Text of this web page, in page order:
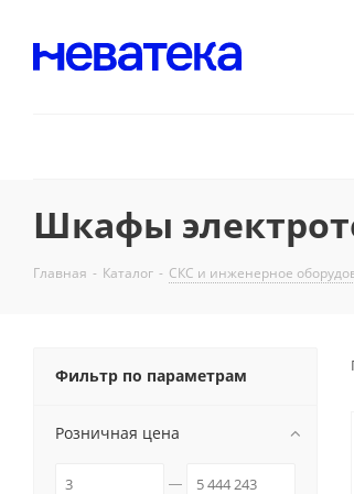
Шкафы
Главная - Каталог - СКС и инженерное
Фильтр по параметрам
Розничная цена